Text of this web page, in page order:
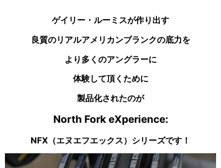
ゲイリー・ルーミスが作り出す
良質のリアルアメリカンブランクの底力を
より多くのアングラーに
体験して頂くために
製品化されたのが
North Fork eXperience:
NFX（エヌエフエックス）シリーズです！